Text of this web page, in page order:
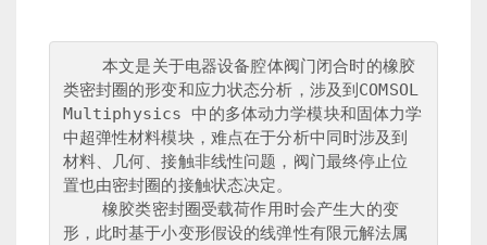
    本文是关于电器设备腔体阀门闭合时的橡胶
类密封圈的形变和应力状态分析，涉及到COMSOL
Multiphysics 中的多体动力学模块和固体力学
中超弹性材料模块，难点在于分析中同时涉及到
材料、几何、接触非线性问题，阀门最终停止位
置也由密封圈的接触状态决定。
    橡胶类密封圈受载荷作用时会产生大的变
形，此时基于小变形假设的线弹性有限元解法属